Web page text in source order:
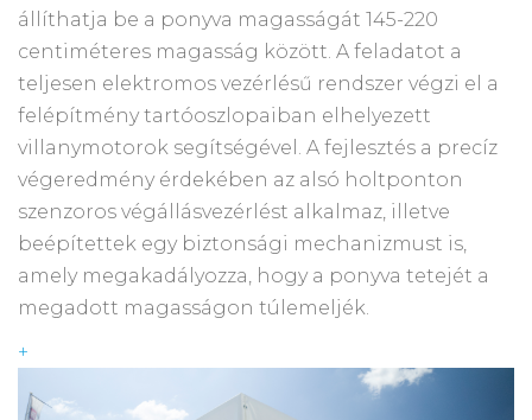
állíthatja be a ponyva magasságát 145-220
centiméteres magasság között. A feladatot a
teljesen elektromos vezérlésű rendszer végzi el a
felépítmény tartóoszlopaiban elhelyezett
villanymotorok segítségével. A fejlesztés a precíz
végeredmény érdekében az alsó holtponton
szenzoros végállásvezérlést alkalmaz, illetve
beépítettek egy biztonsági mechanizmust is,
amely megakadályozza, hogy a ponyva tetejét a
megadott magasságon túlemeljék.
+